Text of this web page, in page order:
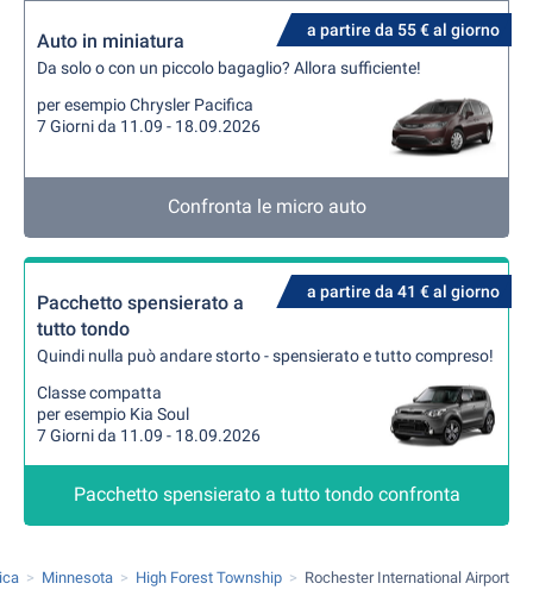
a partire da 55 € al giorno
Auto in miniatura
Da solo o con un piccolo bagaglio? Allora sufficiente!
per esempio Chrysler Pacifica
7 Giorni da 11.09 - 18.09.2026
Confronta le micro auto
a partire da 41 € al giorno
Pacchetto spensierato a
tutto tondo
Quindi nulla può andare storto - spensierato e tutto compreso!
Classe compatta
per esempio Kia Soul
7 Giorni da 11.09 - 18.09.2026
Pacchetto spensierato a tutto tondo confronta
Minnesota High Forest Township Rochester International Airport